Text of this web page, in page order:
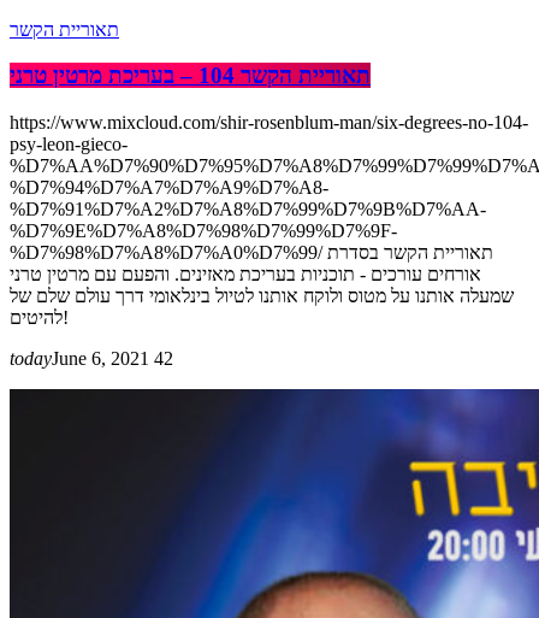
תאוריית הקשר
תאוריית הקשר 104 – בעריכת מרטין טרני
https://www.mixcloud.com/shir-rosenblum-man/six-degrees-no-104-
psy-leon-gieco-
%D7%94%D7%A7%D7%A9%D7%A8-
%D7%91%D7%A2%D7%A8%D7%99%D7%9B%D7%AA-
%D7%9E%D7%A8%D7%98%D7%99%D7%9F-
%D7%98%D7%A8%D7%A0%D7%99/ תאוריית הקשר בסדרת
אורחים עורכים - תוכניות בעריכת מאזינים. והפעם עם מרטין טרני
שמעלה אותנו על מטוס ולוקח אותנו לטיול בינלאומי דרך עולם שלם של
להיטים!
todayJune 6, 2021 42